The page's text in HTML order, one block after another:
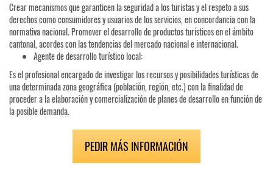
Crear mecanismos que garanticen la seguridad a los turistas y el respeto a sus
derechos como consumidores y usuarios de los servicios, en concordancia con la
normativa nacional. Promover el desarrollo de productos turísticos en el ámbito
cantonal, acordes con las tendencias del mercado nacional e internacional.
Agente de desarrollo turístico local:
Es el profesional encargado de investigar los recursos y posibilidades turísticas de
una determinada zona geográfica (población, región, etc.) con la finalidad de
proceder a la elaboración y comercialización de planes de desarrollo en función de
la posible demanda.
PEDIR MÁS INFORMACIÓN